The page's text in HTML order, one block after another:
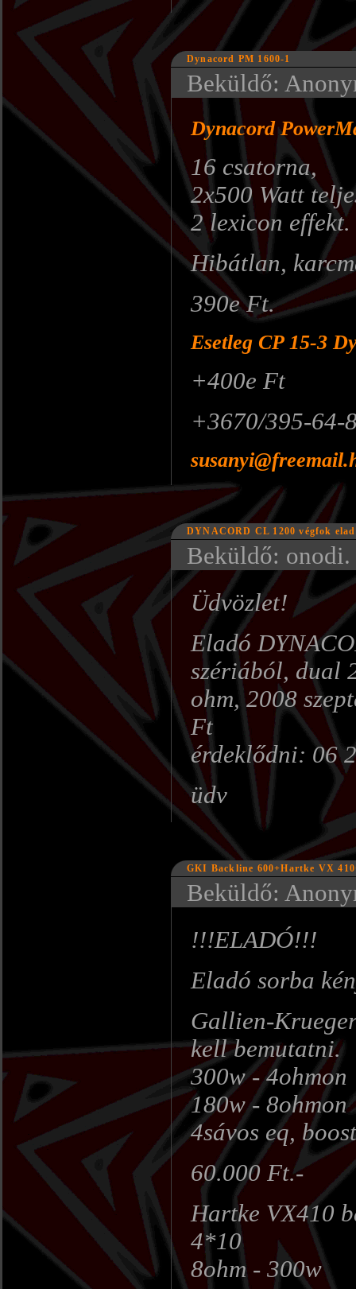
Dynacord PM 1600-1
Beküldő:
Dynacord
16 csatorna,
2x500 Watt
2 lexicon effekt.
Hibátlan,
390e Ft.
Esetleg CP 15-3
+400e Ft
+3670/395-64-
DYNACORD CL 1200 végfok
Beküldő:
Üdvözlet!
Eladó
szériából, dual
ohm, 2008
Ft
érdeklődni: 06
üdv
GKI Backline 600+Hartke VX
Beküldő:
!!!ELADÓ!!!
Eladó sorba
Gallien-
kell bemutatni.
300w - 4ohmon
180w - 8ohmon
4sávos eq,
60.000 Ft.-
Hartke VX410
4*10
8ohm - 300w